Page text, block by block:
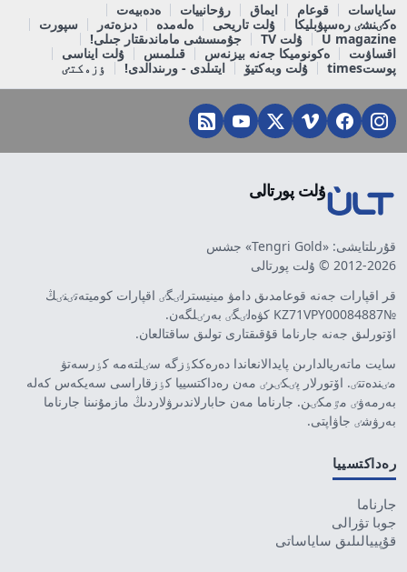
ساياسات قوعام ايماق رۋحانييات
ەدەبيەت
ەكٸنشٸ رەسپۋبليكا
ۇلت تاريحى ەلەمدە دىزەتەر
سپورت
U magazine
ۇلت TV
جۇمىسشى ماماندىقتار جىلى!
اقساۋىت
ەكونوميكا جەنە بيزنەس قىلمىس
ۇلت ايناسى
پوستtimes
ۇلت وبەكتيۆ ايتىلدى - ورىندالدى! ٶزەكتٸ
ۇلت پورتالى
قۇرىلتايشى: «Tengri Gold» جشس
2012-2026 © ۇلت پورتالى
قر اقپارات جەنە قوعامدىق دامۋ مينيسترلٸگٸ اقپارات كوميتەتٸنٸڭ
№KZ71VPY00084887 كۋەلٸگٸ بەرٸلگەن.
اۆتورلىق جەنە جارناما قۇقىقتارى تولىق ساقتالعان.
سايت ماتەريالدارىن پايدالانعاندا دەرەككٶزگە سٸلتەمە كٶرسەتۋ
مٸندەتتٸ. اۆتورلار پٸكٸرٸ مەن رەداكتسييا كٶزقاراسى سەيكەس كەلە
بەرمەۋٸ مٷمكٸن. جارناما مەن حابارلاندىرۋلاردىڭ مازمۇنىنا جارناما
بەرۋشٸ جاۋاپتى.
رەداكتسييا
جارناما
جوبا تۋرالى
قۇپييالىلىق ساياساتى